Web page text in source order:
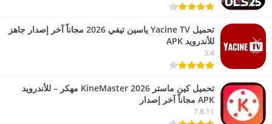
تحميل Yacine TV ياسين تيفي 2026 مجاناً آخر إصدار جاهز
للأندرويد APK
3.4
تحميل كين ماستر 2026 KineMaster مهكر – للأندرويد
APK مجاناً آخر إصدار
7.8.11